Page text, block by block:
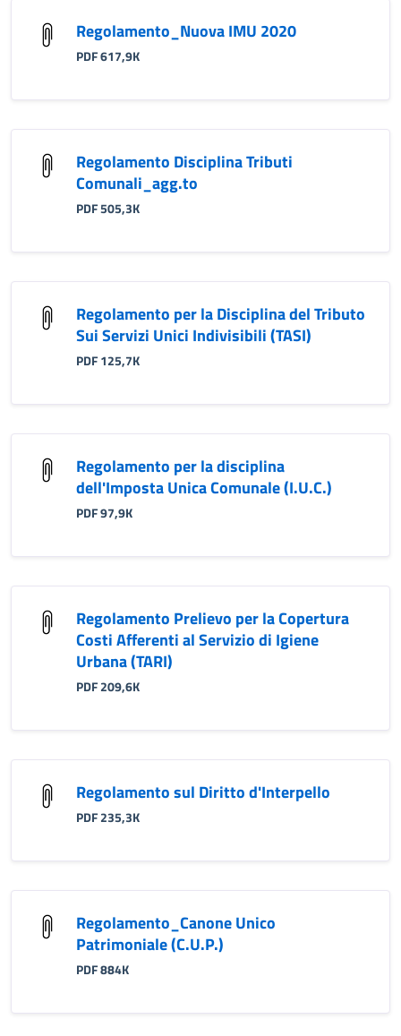
Regolamento_Nuova IMU 2020
PDF 617,9K
Regolamento Disciplina Tributi
Comunali_agg.to
PDF 505,3K
Regolamento per la Disciplina del Tributo
Sui Servizi Unici Indivisibili (TASI)
PDF 125,7K
Regolamento per la disciplina
dell'Imposta Unica Comunale (I.U.C.)
PDF 97,9K
Regolamento Prelievo per la Copertura
Costi Afferenti al Servizio di Igiene
Urbana (TARI)
PDF 209,6K
Regolamento sul Diritto d'Interpello
PDF 235,3K
Regolamento_Canone Unico
Patrimoniale (C.U.P.)
PDF 884K